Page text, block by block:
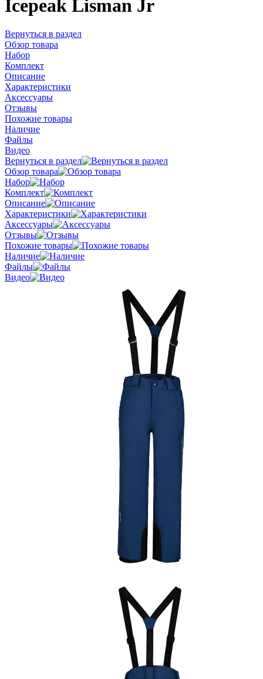
Icepeak Lisman Jr
Вернуться в раздел
Обзор товара
Набор
Комплект
Описание
Характеристики
Аксессуары
Отзывы
Похожие товары
Наличие
Файлы
Видео
Вернуться в раздел
Обзор товара
Набор
Комплект
Описание
Характеристики
Аксессуары
Отзывы
Похожие товары
Наличие
Файлы
Видео